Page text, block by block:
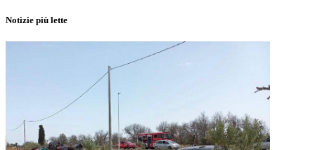
Notizie più lette